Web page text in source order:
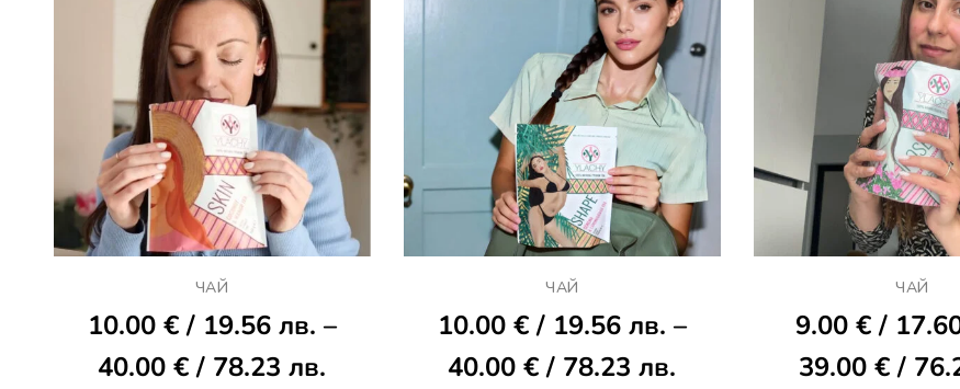
ЧАЙ
10.00 €/ 19.56 лв.–
40.00€/ 78.23 лв.
ЧАЙ
10.00 €/ 19.56 лв.–
40.00€/ 78.23 лв.
ЧАЙ
9.00€/
39.00 €/